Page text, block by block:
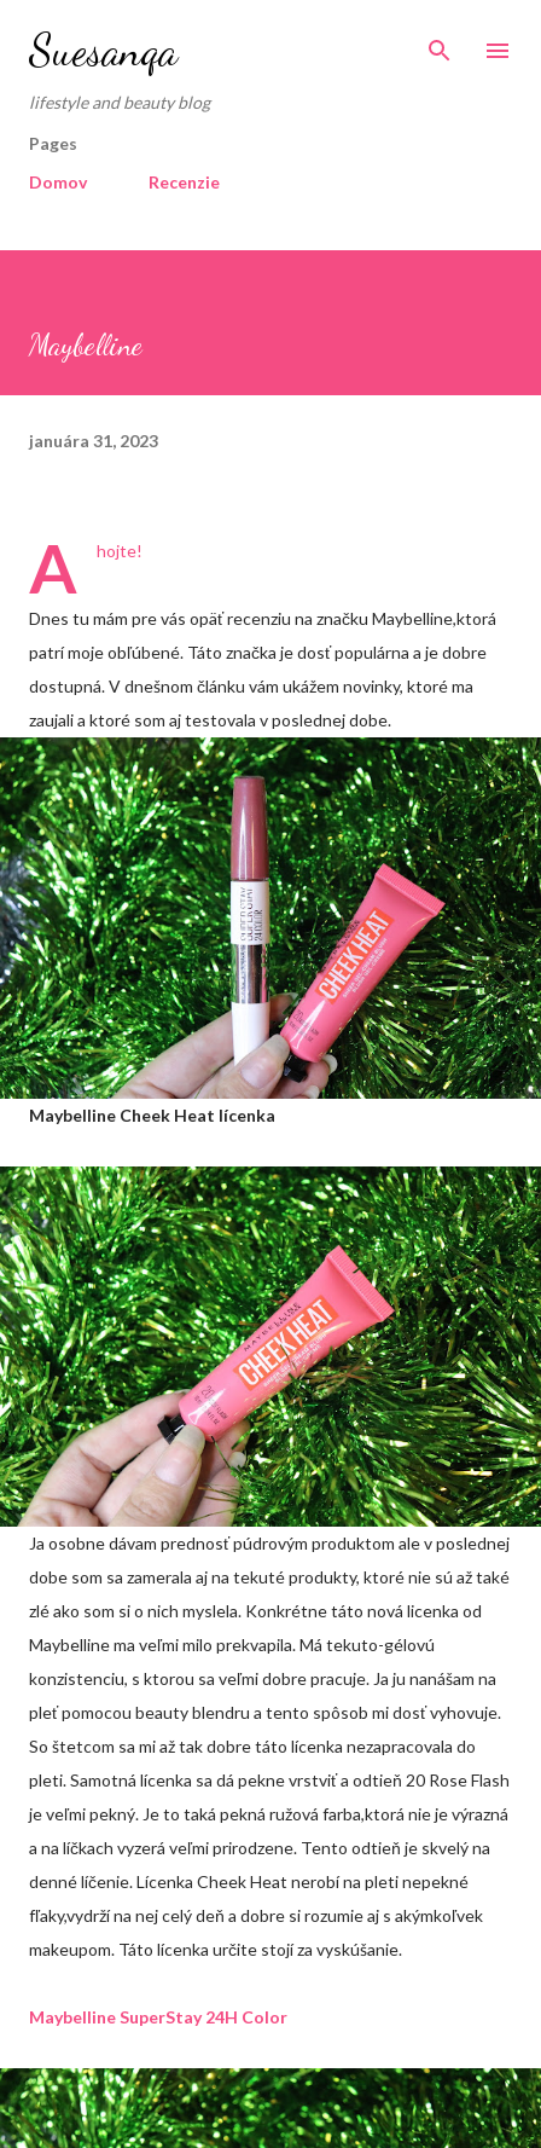
Suesanqa
lifestyle and beauty blog
Pages
Domov
Recenzie
Maybelline
januára 31, 2023
A hojte!
Dnes tu mám pre vás opäť recenziu na značku Maybelline,ktorá
patrí moje obľúbené. Táto značka je dosť populárna a je dobre
dostupná. V dnešnom článku vám ukážem novinky, ktoré ma
zaujali a ktoré som aj testovala v poslednej dobe.
Maybelline Cheek Heat lícenka
Ja osobne dávam prednosť púdrovým produktom ale v poslednej
dobe som sa zamerala aj na tekuté produkty, ktoré nie sú až také
zlé ako som si o nich myslela. Konkrétne táto nová licenka od
Maybelline ma veľmi milo prekvapila. Má tekuto-gélovú
konzistenciu, s ktorou sa veľmi dobre pracuje. Ja ju nanášam na
pleť pomocou beauty blendru a tento spôsob mi dosť vyhovuje.
So štetcom sa mi až tak dobre táto lícenka nezapracovala do
pleti. Samotná lícenka sa dá pekne vrstviť a odtieň 20 Rose Flash
je veľmi pekný. Je to taká pekná ružová farba,ktorá nie je výrazná
a na líčkach vyzerá veľmi prirodzene. Tento odtieň je skvelý na
denné líčenie. Lícenka Cheek Heat nerobí na pleti nepekné
fľaky,vydrží na nej celý deň a dobre si rozumie aj s akýmkoľvek
makeupom. Táto lícenka určite stojí za vyskúšanie.
Maybelline SuperStay 24H Color